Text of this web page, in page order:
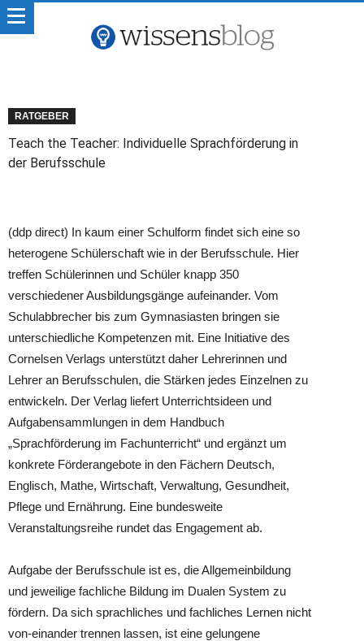
RATGEBER
Teach the Teacher: Individuelle Sprachförderung in
der Berufsschule
(ddp direct) In kaum einer Schulform findet sich eine so
heterogene Schülerschaft wie in der Berufsschule. Hier
treffen Schülerinnen und Schüler knapp 350
verschiedener Ausbildungsgänge aufeinander. Vom
Schulabbrecher bis zum Gymnasiasten bringen sie
unterschiedliche Kompetenzen mit. Eine Initiative des
Cornelsen Verlags unterstützt daher Lehrerinnen und
Lehrer an Berufsschulen, die Stärken jedes Einzelnen zu
entwickeln. Der Verlag liefert Unterrichtsideen und
Aufgabensammlungen in dem Handbuch
„Sprachförderung im Fachunterricht“ und ergänzt um
konkrete Förderangebote in den Fächern Deutsch,
Englisch, Mathe, Wirtschaft, Verwaltung, Gesundheit,
Pflege und Ernährung. Eine bundesweite
Veranstaltungsreihe rundet das Engagement ab.
Aufgabe der Berufsschule ist es, die Allgemeinbildung
und jeweilige fachliche Bildung im Dualen System zu
fördern. Da sich sprachliches und fachliches Lernen nicht
von-einander trennen lassen, ist eine gelungene